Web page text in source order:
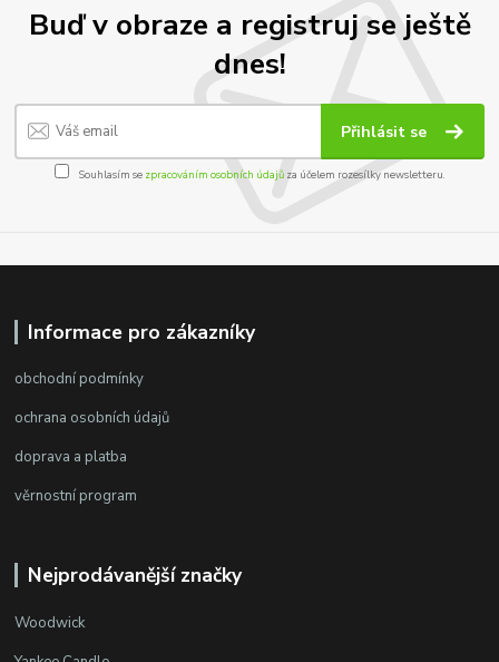
Buď v obraze a registruj se ještě
dnes!
Přihlásit se
Souhlasím se zpracováním osobních údajůza účelem rozesílky newsletteru.
Informace pro zákazníky
obchodní podmínky
ochrana osobních údajů
doprava a platba
věrnostní program
Nejprodávanější značky
Woodwick